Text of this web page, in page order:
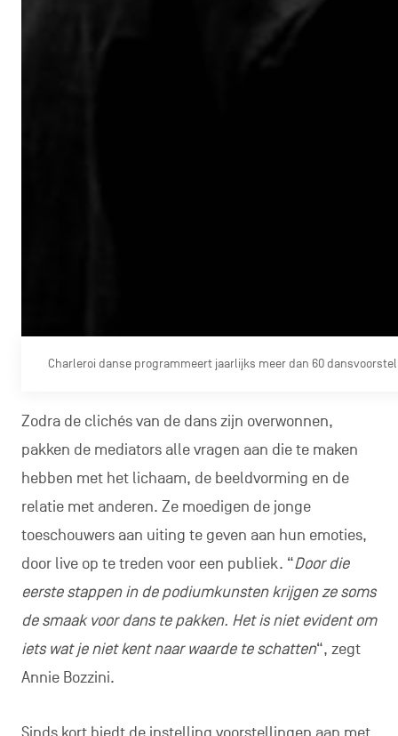
Charleroi danse programmeert jaarlijks meer dan 60
Zodra de clichés van de dans zijn overwonnen,
pakken de mediators alle vragen aan die te maken
hebben met het lichaam, de beeldvorming en de
relatie met anderen. Ze moedigen de jonge
toeschouwers aan uiting te geven aan hun emoties,
door live op te treden voor een publiek. “Door die
eerste stappen in de podiumkunsten krijgen ze soms
de smaak voor dans te pakken. Het is niet evident om
iets wat je niet kent naar waarde te schatten“, zegt
Annie Bozzini.